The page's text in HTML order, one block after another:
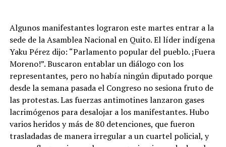
Algunos manifestantes lograron este martes entrar a la
sede de la Asamblea Nacional en Quito. El líder indígena
Yaku Pérez dijo: “Parlamento popular del pueblo. ¡Fuera
Moreno!”. Buscaron entablar un diálogo con los
representantes, pero no había ningún diputado porque
desde la semana pasada el Congreso no sesiona fruto de
las protestas. Las fuerzas antimotines lanzaron gases
lacrimógenos para desalojar a los manifestantes. Hubo
varios heridos y más de 80 detenciones, que fueron
trasladadas de manera irregular a un cuartel policial, y